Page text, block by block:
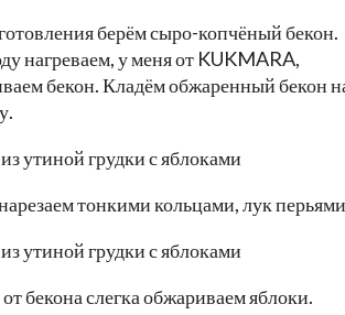
берём сыро-копчёный бекон.
нагреваем, у меня от KUKMARA,
бекон. Кладём обжаренный бекон
тонкими кольцами, лук
бекона слегка обжариваем яблоки.